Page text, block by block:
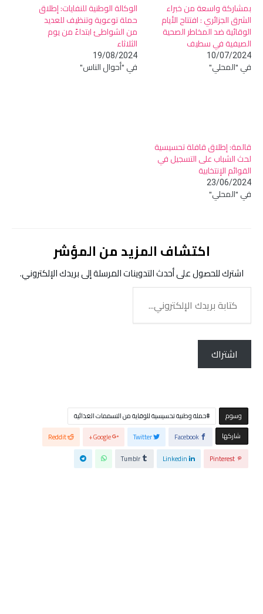
بمشاركة واسعة من خبراء
الشرق الجزائري : افتتاح الأيام
الوقائية ضد المخاطر الصحية
الصيفية في سطيف
10/07/2024
في "المحلي"
الوكالة الوطنية للنفايات: إطلاق
حملة توعوية وتنظيف للعديد
من الشواطئ ابتداءً من يوم
الثلاثاء
19/08/2024
في "أحوال الناس"
قالمة: إطلاق قافلة تحسيسية
لحث الشباب على التسجيل في
القوائم الإنتخابية
23/06/2024
في "المحلي"
اكتشاف المزيد من المؤشر
اشترك للحصول على أحدث التدوينات المرسلة إلى بريدك الإلكتروني.
بريدك
الإلكتروني...
اشتراك
‫‫‫‫وسوم‬
حملة وطنية تحسيسية للوقاية من التسممات الغذائية
‫‫ شاركها‬
Facebook
Twitter
Google+
Reddit
Pinterest
Linkedin
Tumblr